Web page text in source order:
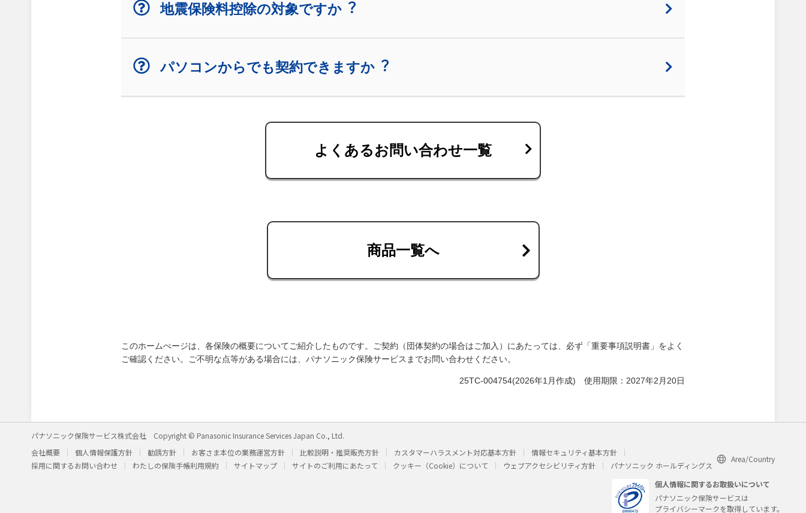
地震保険料控除の対象ですか︖
パソコンからでも契約できますか︖
よくあるお問い合わせ一覧
商品一覧へ
このホームぺージは、各保険の概要についてご紹介したものです。ご契約（団体契約の場合はご加入）にあたっては、必ず「重要事項説明書」をよく
ご確認ください。ご不明な点等がある場合には、パナソニック保険サービスまでお問い合わせください。
25TC-004754(2026年1月作成) 使用期限：2027年2月20日
パナソニック保険サービス株式会社
Copyright © Panasonic Insurance Services Japan Co., Ltd.
会社概要
個人情報保護方針 勧誘方針 お客さま本位の業務運営方針 比較説明・推奨販売方針 カスタマーハラスメント対応基本方針
情報セキュリティ基本方針
採用に関するお問い合わせ
わたしの保険手帳利用規約 サイトマップ サイトのご利用にあたって クッキー（Cookie）について ウェブアクセシビリティ方針 パナソニック ホールディングス
Area/Country
個人情報に関するお取扱いについて
パナソニック保険サービスは
プライバシーマークを取得しています。